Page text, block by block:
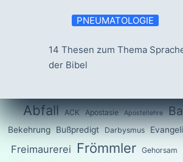
PNEUMATOLOGIE
14 Thesen zum Thema
der Bibel
Abfall ACK Apostasie Apostellehre
Bekehrung Bußpredigt Darbysmus
Freimaurerei Frömmler Gehorsam